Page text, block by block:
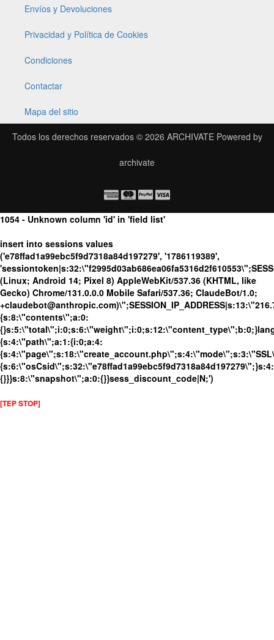
Envíos y Devoluciones
Privacidad y Política de Cookies
Condiciones
Contactar
Mapa del sitio
Todos los derechos reservados © 2026 ARCHIVATEPowered by
archivate
1054 - Unknown column 'id' in 'field list'
insert into sessions values
('e78ffad1a99ebc5f9d7318a84d197279', '1786119389',
(Linux; Android 14; Pixel 8) AppleWebKit/537.36 (KHTML, like
Gecko) Chrome/131.0.0.0 Mobile Safari/537.36; ClaudeBot/1.0;
{s:8:\"contents\";a:0:
{s:4:\"path\";a:1:{i:0;a:4:
{}}}s:8:\"snapshot\";a:0:{}}sess_discount_code|N;')
[TEP STOP]